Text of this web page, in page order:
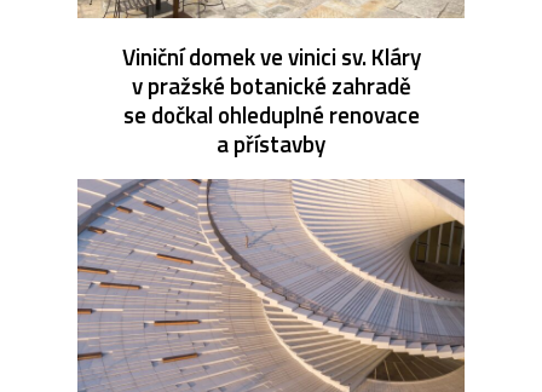
Viniční domek ve vinici sv. Kláry
v pražské botanické zahradě
se dočkal ohleduplné renovace
a přístavby